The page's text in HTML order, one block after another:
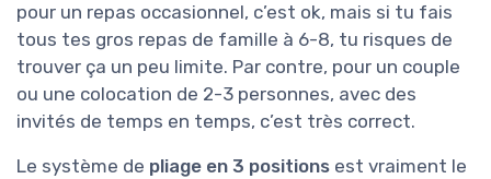
pour un repas occasionnel, c’est ok, mais si tu fais
tous tes gros repas de famille à 6-8, tu risques de
trouver ça un peu limite. Par contre, pour un couple
ou une colocation de 2-3 personnes, avec des
invités de temps en temps, c’est très correct.
Le système de pliage en 3 positions est vraiment le